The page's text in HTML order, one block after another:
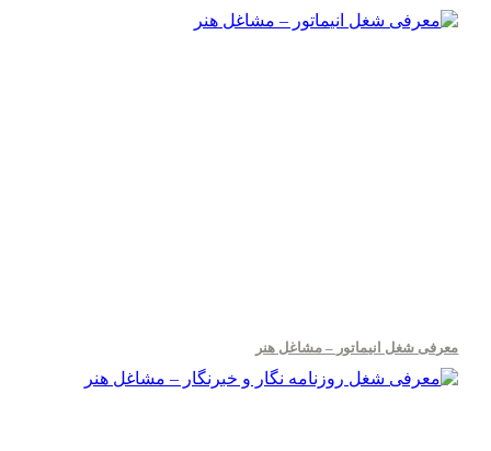
معرفی شغل انیماتور – مشاغل هنر